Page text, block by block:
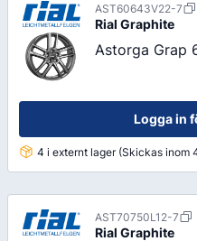
AST60643V22-7
Rial Graphite
Astorga Grap
Logga in
4 i externt lager (Skickas inom
AST70750L12-7
Rial Graphite